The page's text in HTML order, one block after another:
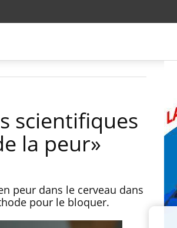
scientifiques
la peur»
peur dans le cerveau dans
pour le bloquer.